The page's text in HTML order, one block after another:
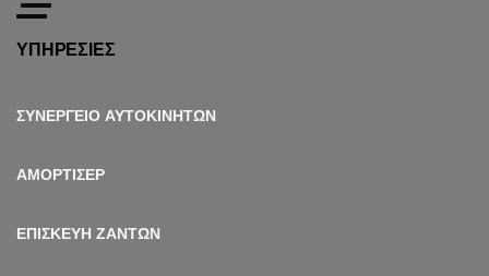
ΥΠΗΡΕΣΙΕΣ
ΣΥΝΕΡΓΕΙΟ ΑΥΤΟΚΙΝΗΤΩΝ
ΑΜΟΡΤΙΣΕΡ
ΕΠΙΣΚΕΥΗ ΖΑΝΤΩΝ